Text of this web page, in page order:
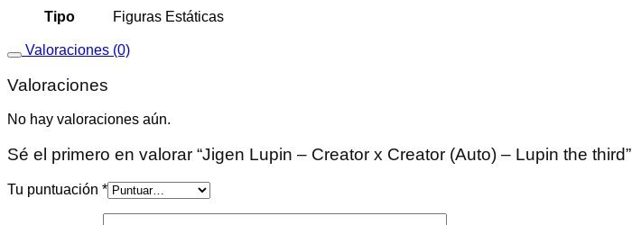
Tipo Figuras Estáticas
Valoraciones (0)
Valoraciones
No hay valoraciones aún.
Sé el primero en valorar “Jigen Lupin – Creator x Creator (Auto) – Lupin the third”
Tu puntuación *